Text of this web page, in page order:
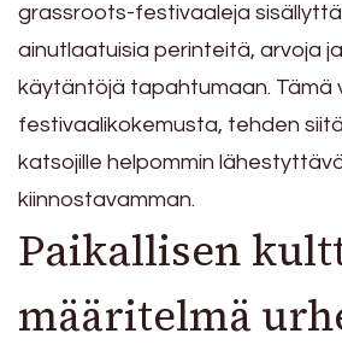
grassroots-festivaaleja
ainutlaatuisia perinteitä, arvoja
käytäntöjä tapahtumaan. Tämä
festivaalikokemusta, tehden
katsojille helpommin
kiinnostavamman.
Paikallisen
määritelmä